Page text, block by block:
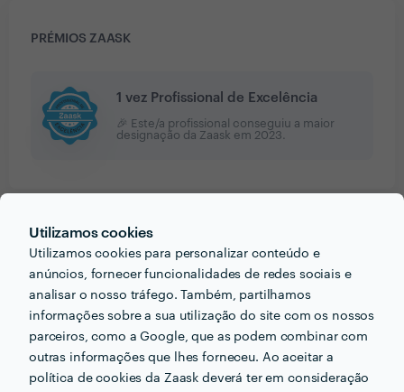
Utilizamos cookies
Utilizamos cookies para personalizar conteúdo e
anúncios, fornecer funcionalidades de redes sociais e
analisar o nosso tráfego. Também, partilhamos
informações sobre a sua utilização do site com os nossos
parceiros, como a Google, que as podem combinar com
outras informações que lhes forneceu. Ao aceitar a
política de cookies da Zaask deverá ter em consideração
PRÉMIOS ZAASK
1 vez Profissional de Excelência
🎉 Este/a profissional conseguiu a maior
designação da Zaask em 2023
PORTEFÓLIO